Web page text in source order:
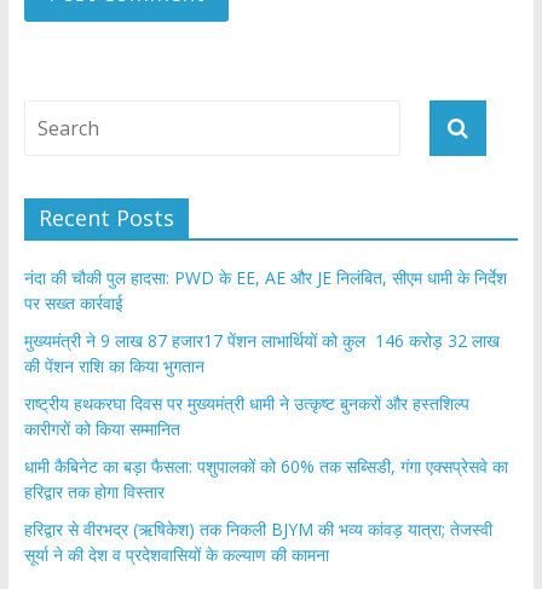
Recent Posts
नंदा की चौकी पुल हादसा: PWD के EE, AE और JE निलंबित, सीएम धामी के निर्देश
पर सख्त कार्रवाई
मुख्यमंत्री ने 9 लाख 87 हजार17 पेंशन लाभार्थियों को कुल 146 करोड़ 32 लाख
की पेंशन राशि का किया भुगतान
राष्ट्रीय हथकरघा दिवस पर मुख्यमंत्री धामी ने उत्कृष्ट बुनकरों और हस्तशिल्प
कारीगरों को किया सम्मानित
​धामी कैबिनेट का बड़ा फैसला: पशुपालकों को 60% तक सब्सिडी, गंगा एक्सप्रेसवे का
हरिद्वार तक होगा विस्तार
​हरिद्वार से वीरभद्र (ऋषिकेश) तक निकली BJYM की भव्य कांवड़ यात्रा; तेजस्वी
सूर्या ने की देश व प्रदेशवासियों के कल्याण की कामना